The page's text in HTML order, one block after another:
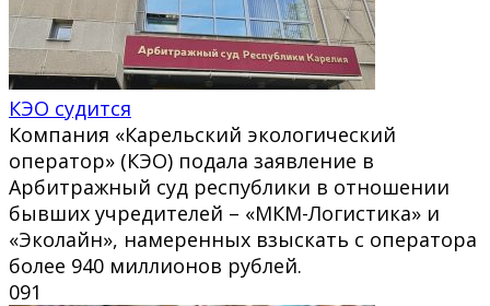
КЭО судится
Компания «Карельский экологический
оператор» (КЭО) подала заявление в
Арбитражный суд республики в отношении
бывших учредителей – «МКМ-Логистика» и
«Эколайн», намеренных взыскать с оператора
более 940 миллионов рублей.
091